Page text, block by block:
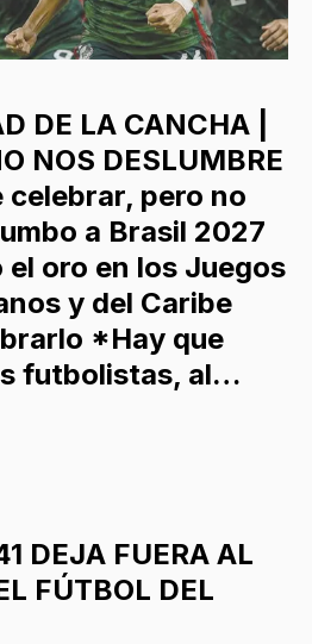
DE LA CANCHA |
NOS DESLUMBRE
pero no
a Brasil 2027
oro en los Juegos
y del Caribe
*Hay que
futbolistas, al…
DEJA FUERA AL
FÚTBOL DEL